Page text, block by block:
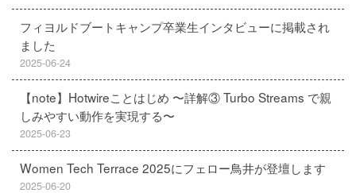
フィヨルドブートキャンプ卒業生インタビューに掲載され
ました
2025-06-24
【note】Hotwireことはじめ 〜詳解③ Turbo Streams で親
しみやすい動作を実現する〜
2025-06-23
Women Tech Terrace 2025にフェロー鳥井が登壇します
2025-06-20